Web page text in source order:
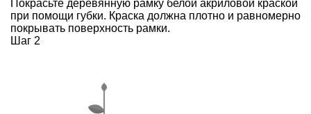
Покрасьте деревянную рамку белой акриловой краской
при помощи губки. Краска должна плотно и равномерно
покрывать поверхность рамки.
Шаг 2